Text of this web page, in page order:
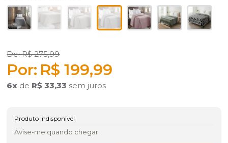
R$ 275,99
R$ 199,99
6x de R$ 33,33 sem juros
Produto Indisponível
Avise-me quando chegar